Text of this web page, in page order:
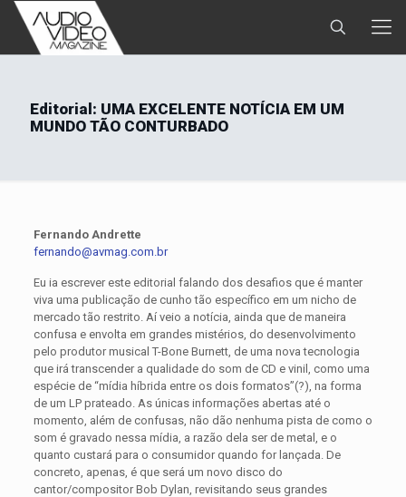
Editorial: UMA EXCELENTE NOTÍCIA EM UM
MUNDO TÃO CONTURBADO
Fernando Andrette
fernando@avmag.com.br
Eu ia escrever este editorial falando dos desafios que é manter
viva uma publicação de cunho tão específico em um nicho de
mercado tão restrito. Aí veio a notícia, ainda que de maneira
confusa e envolta em grandes mistérios, do desenvolvimento
pelo produtor musical T-Bone Burnett, de uma nova tecnologia
que irá transcender a qualidade do som de CD e vinil, como uma
espécie de “mídia híbrida entre os dois formatos”(?), na forma
de um LP prateado. As únicas informações abertas até o
momento, além de confusas, não dão nenhuma pista de como o
som é gravado nessa mídia, a razão dela ser de metal, e o
quanto custará para o consumidor quando for lançada. De
concreto, apenas, é que será um novo disco do
cantor/compositor Bob Dylan, revisitando seus grandes